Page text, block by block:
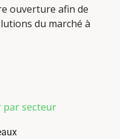
ouverture afin de
du marché à
par secteur